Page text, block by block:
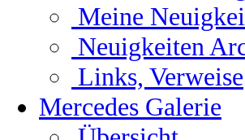
Meine
Neuigkeiten
Links, Verweise
Mercedes Galerie